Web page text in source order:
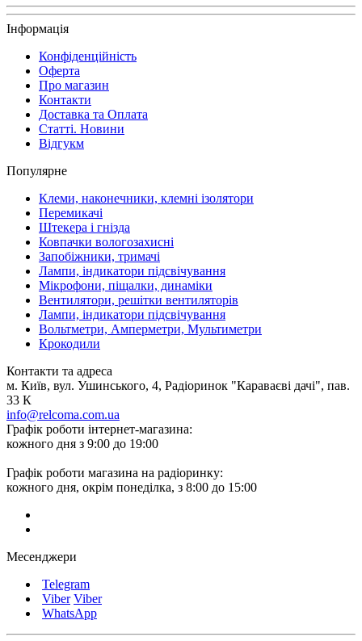
Інформація
Конфіденційність
Оферта
Про магазин
Контакти
Доставка та Оплата
Статті. Новини
Відгукм
Популярне
Клеми, наконечники, клемні ізолятори
Перемикачі
Штекера і гнізда
Ковпачки вологозахисні
Запобіжники, тримачі
Лампи, індикатори підсвічування
Мікрофони, піщалки, динаміки
Вентилятори, решітки вентиляторів
Лампи, індикатори підсвічування
Вольтметри, Амперметри, Мультиметри
Крокодили
Контакти та адреса
м. Київ, вул. Ушинського, 4, Радіоринок "Караваєві дачі", пав.
33 К
info@relcoma.com.ua
Графік роботи інтернет-магазина:
кожного дня з 9:00 до 19:00
Графік роботи магазина на радіоринку:
кожного дня, окрім понеділка, з 8:00 до 15:00
Месенджери
Telegram
Viber Viber
WhatsApp